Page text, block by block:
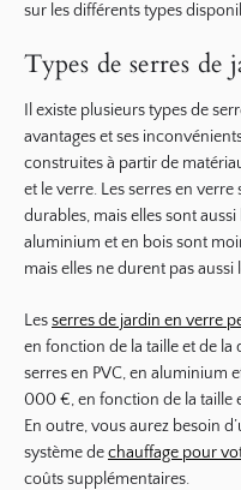
sur les différents types
Types de serres de
Il existe plusieurs types de
avantages et ses
construites à partir de
et le verre. Les serres en
durables, mais elles sont aussi
aluminium et en bois sont
mais elles ne durent pas aussi
Lesserres de jardin en verre
en fonction de la taille et de la
serres en PVC, en aluminium
000 €, en fonction de la taille
En outre, vous aurez besoin
système dechauffage pour
coûts supplémentaires.